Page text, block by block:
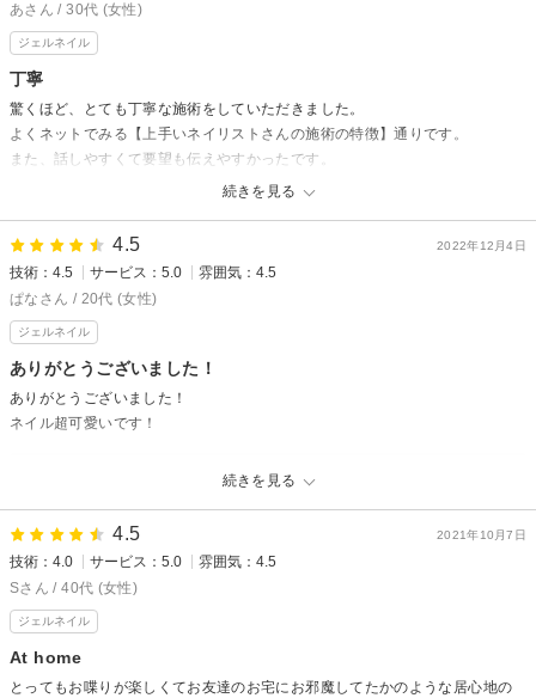
キューティクルラインからジェルの距離も離れておらず、私好みの仕上がり
でした。
fairy mからの返信
先日は御来店頂き 誠にありがとうございました。
大変嬉しい口コミを頂き 励みになります。
これからもさおさん様のお言葉を励みに精進して参ろうと思います。
始終 色んなお話が楽しかったです。またの御来店心よりお待ちしてます。
あさん / 30代 (女性)
ジェルネイル
丁寧
続きを見る
驚くほど、とても丁寧な施術をしていただきました。
よくネットでみる【上手いネイリストさんの施術の特徴】通りです。
また、話しやすくて要望も伝えやすかったです。
先日はご来店頂き 誠にありがとうございました
高評価に とても嬉しいお言葉 有難うございます。励みになります
あさん様のまたのご来店 心よりお待ちしております
2022年12月4日
4.5
技術：4.5 サービス：5.0
雰囲気：4.5
ぱなさん / 20代 (女性)
ジェルネイル
ありがとうございました！
続きを見る
ありがとうございました！
ネイル超可愛いです！
気に入っていただき良かったです🎶 高評価頂き大変嬉しいです🎶
またの御来店心よりお待ちしております☺
2021年10月7日
4.5
技術：4.0 サービス：5.0
雰囲気：4.5
Sさん / 40代 (女性)
ジェルネイル
At home
とってもお喋りが楽しくてお友達のお宅にお邪魔してたかのような居心地の